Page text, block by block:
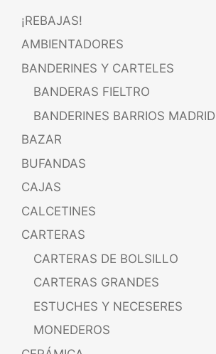
¡REBAJAS!
AMBIENTADORES
BANDERINES Y CARTELES
BANDERAS FIELTRO
BANDERINES BARRIOS MADRID
BAZAR
BUFANDAS
CAJAS
CALCETINES
CARTERAS
CARTERAS DE BOLSILLO
CARTERAS GRANDES
ESTUCHES Y NECESERES
MONEDEROS